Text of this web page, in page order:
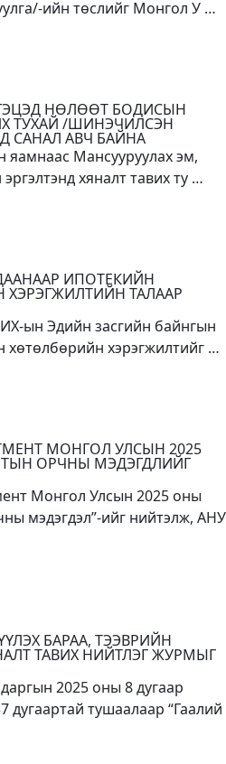
ийн төслийг Монгол У …
НӨЛӨӨТ БОДИСЫН
ТУХАЙ /ШИНЭЧИЛСЭН
САНАЛ АВЧ БАЙНА
яамнаас Мансууруулах эм,
хяналт тавих ту …
ИПОТЕКИЙН
ТАЛААР
ын Эдийн засгийн байнгын
хөтөлбөрийн хэрэгжилтийг …
МОНГОЛ УЛСЫН 2025
ОРЧНЫ МЭДЭГДЛИЙГ
Монгол Улсын 2025 оны
мэдэгдэл”-ийг нийтэлж, АНУ
БАРАА, ТЭЭВРИЙН
ТАВИХ НИЙТЛЭГ ЖУРМЫГ
2025 оны 8 дугаар
тушаалаар “Гаалий